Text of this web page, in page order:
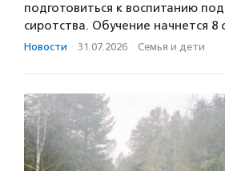
подготовиться к воспитанию
сиротства. Обучение начнется 8
Новости · 31.07.2026 · Семья и дети